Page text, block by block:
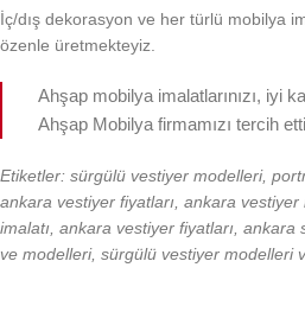
İç/dış dekorasyon ve her türlü mobilya
özenle üretmekteyiz.
Ahşap mobilya imalatlarınızı, iyi
Ahşap Mobilya firmamızı tercih
Etiketler: sürgülü vestiyer modelleri,
ankara vestiyer fiyatları, ankara
imalatı, ankara vestiyer fiyatları,
ve modelleri, sürgülü vestiyer modelleri